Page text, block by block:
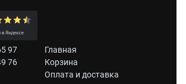
97
76
Главная
Корзина
Оплата и доставка